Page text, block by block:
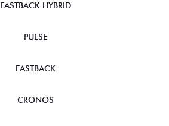
FASTBACK HYBRID
PULSE
FASTBACK
CRONOS